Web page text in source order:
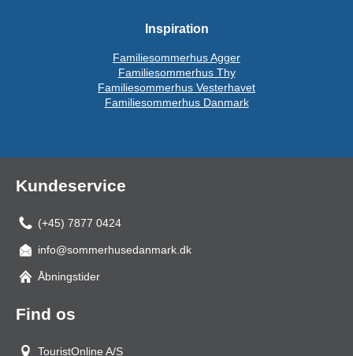
Inspiration
Familiesommerhus Agger
Familiesommerhus Thy
Familiesommerhus Vesterhavet
Familiesommerhus Danmark
Kundeservice
(+45) 7877 0424
info@sommerhusedanmark.dk
Åbningstider
Find os
TouristOnline A/S